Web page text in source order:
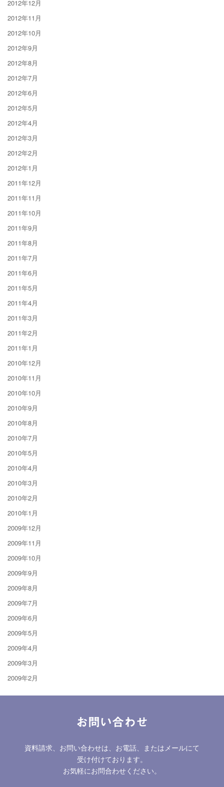
2012年12月
2012年11月
2012年10月
2012年9月
2012年8月
2012年7月
2012年6月
2012年5月
2012年4月
2012年3月
2012年2月
2012年1月
2011年12月
2011年11月
2011年10月
2011年9月
2011年8月
2011年7月
2011年6月
2011年5月
2011年4月
2011年3月
2011年2月
2011年1月
2010年12月
2010年11月
2010年10月
2010年9月
2010年8月
2010年7月
2010年5月
2010年4月
2010年3月
2010年2月
2010年1月
2009年12月
2009年11月
2009年10月
2009年9月
2009年8月
2009年7月
2009年6月
2009年5月
2009年4月
2009年3月
2009年2月
お問い合わせ
資料請求、お問い合わせは、お電話、またはメールにて
受け付けております。
お気軽にお問合わせください。